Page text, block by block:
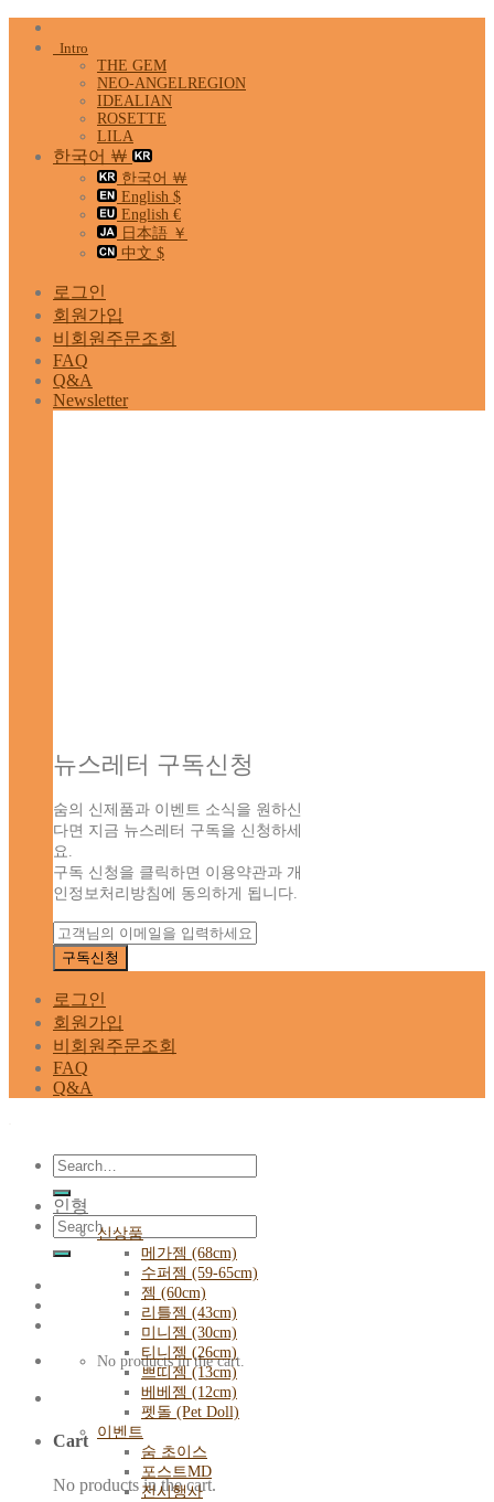
Skip
Intro
THE GEM
NEO-ANGELREGION
IDEALIAN
ROSETTE
LILA
한국어 ￦
한국어 ￦
English $
English €
日本語 ￥
中文 $
로그인
회원가입
비회원주문조회
FAQ
Q&A
Newsletter
뉴스레터 구독신청
숨의 신제품과 이벤트 소식을 원하신
다면 지금 뉴스레터 구독을 신청하세
요.
구독 신청을 클릭하면 이용약관과 개
인정보처리방침에 동의하게 됩니다.
로그인
회원가입
비회원주문조회
FAQ
Q&A
Search
for:
Search
for:
No products in the cart.
Cart
No products in the cart.
인형
신상품
메가젬 (68cm)
수퍼젬 (59-65cm)
젬 (60cm)
리틀젬 (43cm)
미니젬 (30cm)
티니젬 (26cm)
쁘띠젬 (13cm)
베베젬 (12cm)
펫돌 (Pet Doll)
이벤트
숨 초이스
포스트MD
전시행사